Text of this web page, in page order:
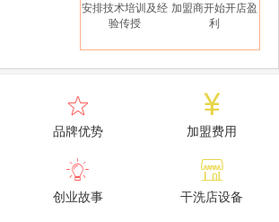
安排技术培训及经
验传授
加盟商开始开店盈
利

品牌优势

加盟费用

创业故事

干洗店设备